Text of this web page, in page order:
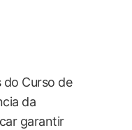
do Curso de
da
garantir